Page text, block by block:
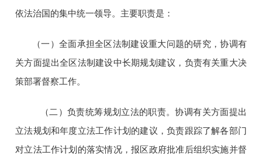
依法治国的集中统一领导。主要职责是：
（一）全面承担全区法制建设重大问题的研究，协调有
关方面提出全区法制建设中长期规划建议，负责有关重大决
策部署督察工作。
（二）负责统筹规划立法的职责。协调有关方面提出
立法规划和年度立法工作计划的建议，负责跟踪了解各部门
对立法工作计划的落实情况，报区政府批准后组织实施并督